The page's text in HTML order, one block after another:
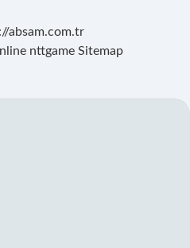
absam.com.tr
nttgame Sitemap